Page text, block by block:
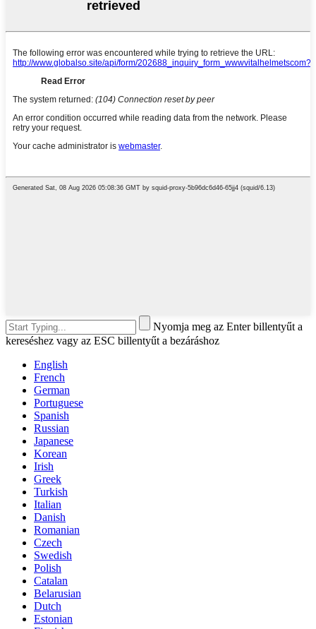
Nyomja meg az Enter billentyűt a
kereséshez vagy az ESC billentyűt a bezáráshoz
English
French
German
Portuguese
Spanish
Russian
Japanese
Korean
Irish
Greek
Turkish
Italian
Danish
Romanian
Czech
Swedish
Polish
Catalan
Belarusian
Dutch
Estonian